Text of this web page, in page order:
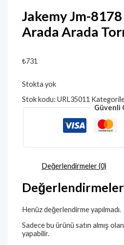
Jakemy Jm-8178
Arada Arada
₺731
Stokta yok
Stok kodu:URL35011
Güvenli
Değerlendirmeler (0)
Değerlendirmeler
Henüz değerlendirme yapılmadı.
Sadece bu ürünü satın almış
yapabilir.